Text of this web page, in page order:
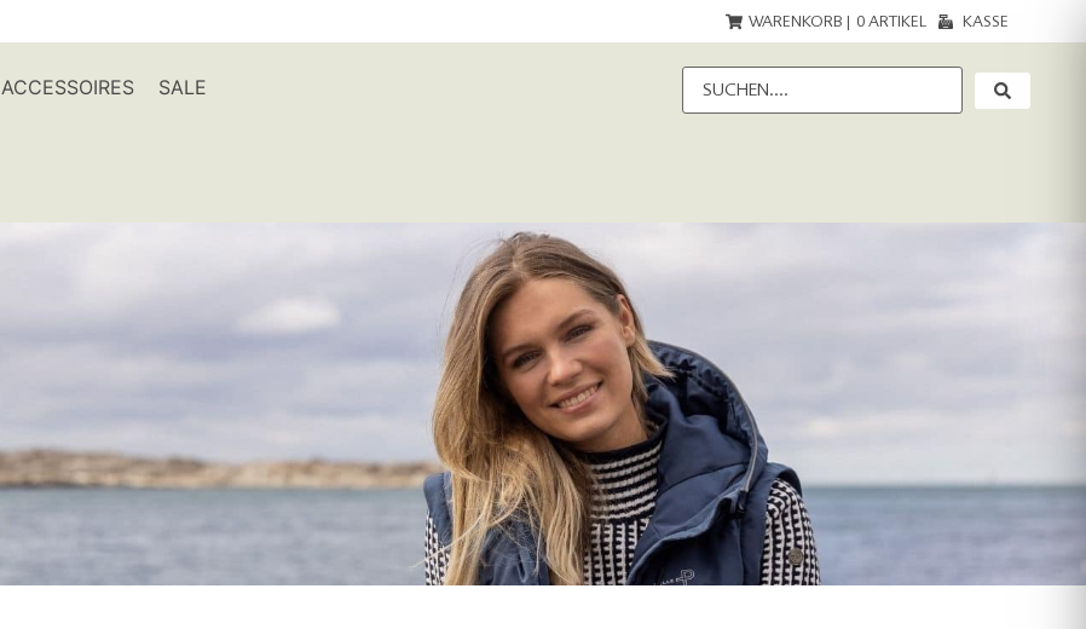
WARENKORB | 0 ARTIKEL KASSE
ACCESSOIRES SALE